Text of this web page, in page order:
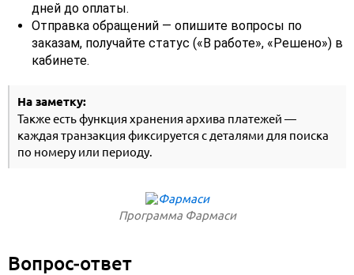
дней до оплаты.
Отправка обращений — опишите вопросы по
заказам, получайте статус («В работе», «Решено») в
кабинете.
На заметку:
Также есть функция хранения архива платежей —
каждая транзакция фиксируется с деталями для поиска
по номеру или периоду.
Программа Фармаси
Вопрос‑ответ